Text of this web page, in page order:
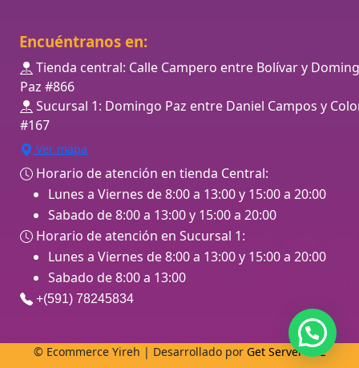
Encuéntranos en:
Tienda central: Calle Campero entre Bolívar y
Paz #866
Sucursal 1: Domingo Paz entre Daniel Campos y
#167
Ver mapa
Horario de atención en tienda Central:
Lunes a Viernes de 8:00 a 13:00 y 15:00 a 20:00
Sabado de 8:00 a 13:00 y 15:00 a 20:00
Horario de atención en Sucursal 1:
Lunes a Viernes de 8:00 a 13:00 y 15:00 a 20:00
Sabado de 8:00 a 13:00
+(591) 78245834
© Ecommerce Yireh | Desarrollado por Get Server SRL